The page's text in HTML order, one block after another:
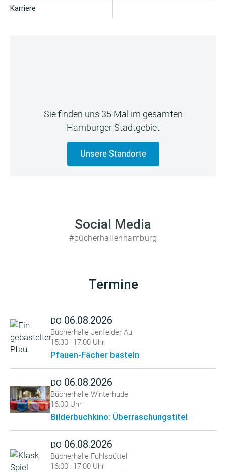
Karriere
Sie finden uns 35 Mal im gesamten
Hamburger Stadtgebiet
Unsere Standorte
Social Media
#bücherhallenhamburg
Termine
DO 06.08.2026
Bücherhalle Jenfelder Au
15:30–17:00 Uhr
Pfauen-Fächer basteln
DO 06.08.2026
Bücherhalle Winterhude
16:00 Uhr
Bilderbuchkino: Überraschungstitel
DO 06.08.2026
Bücherhalle Fuhlsbüttel
16:00–17:00 Uhr